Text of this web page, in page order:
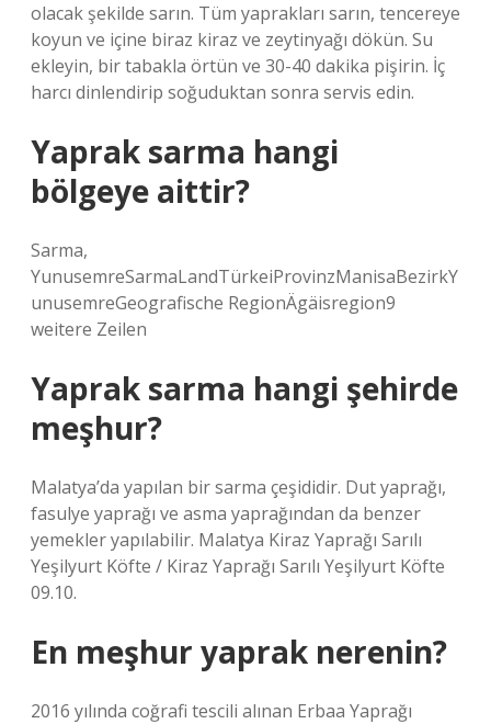
olacak şekilde sarın. Tüm yaprakları sarın, tencereye
koyun ve içine biraz kiraz ve zeytinyağı dökün. Su
ekleyin, bir tabakla örtün ve 30-40 dakika pişirin. İç
harcı dinlendirip soğuduktan sonra servis edin.
Yaprak sarma hangi
bölgeye aittir?
Sarma,
YunusemreSarmaLandTürkeiProvinzManisaBezirkY
unusemreGeografische RegionÄgäisregion9
weitere Zeilen
Yaprak sarma hangi şehirde
meşhur?
Malatya’da yapılan bir sarma çeşididir. Dut yaprağı,
fasulye yaprağı ve asma yaprağından da benzer
yemekler yapılabilir. Malatya Kiraz Yaprağı Sarılı
Yeşilyurt Köfte / Kiraz Yaprağı Sarılı Yeşilyurt Köfte
09.10.
En meşhur yaprak nerenin?
2016 yılında coğrafi tescili alınan Erbaa Yaprağı